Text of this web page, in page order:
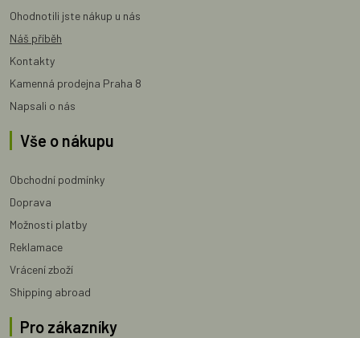
Ohodnotili jste nákup u nás
Náš příběh
Kontakty
Kamenná prodejna Praha 8
Napsali o nás
Vše o nákupu
Obchodní podmínky
Doprava
Možnosti platby
Reklamace
Vrácení zboží
Shipping abroad
Pro zákazníky